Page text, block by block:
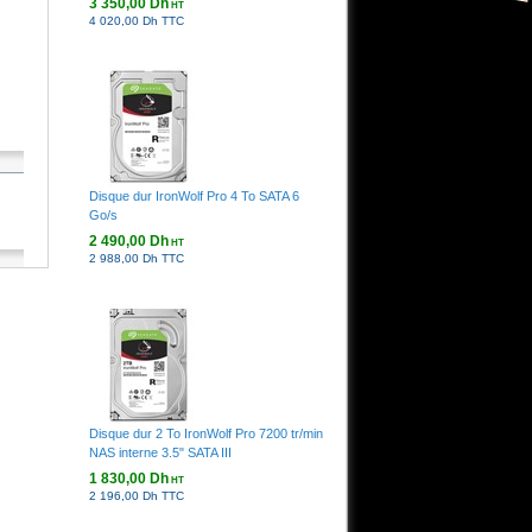
HT
4 020,00 Dh TTC
Disque dur IronWolf Pro 4 To SATA 6
Go/s
2 490,00 DhHT
2 988,00 Dh TTC
Disque dur 2 To IronWolf Pro 7200 tr/min
NAS interne 3.5" SATA III
1 830,00 DhHT
2 196,00 Dh TTC